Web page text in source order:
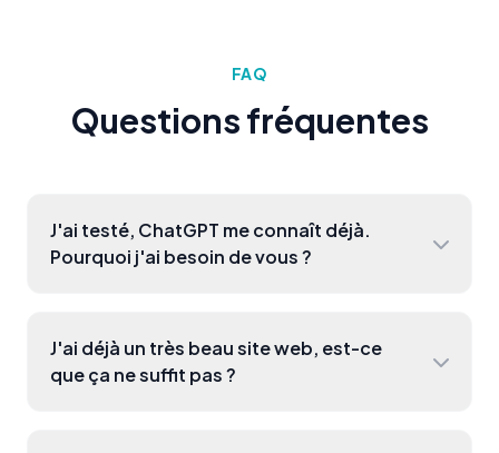
FAQ
Questions fréquentes
J'ai testé, ChatGPT me connaît déjà.
Pourquoi j'ai besoin de vous ?
J'ai déjà un très beau site web, est-ce
que ça ne suffit pas ?